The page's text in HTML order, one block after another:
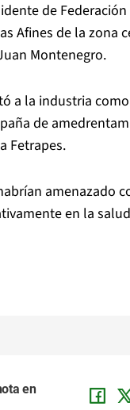
de
Afines de la zona
Montenegro.
a la industria
de
Fetrapes.
amenazado
en la
en